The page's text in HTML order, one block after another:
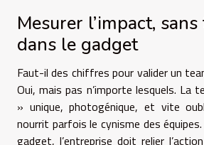
Mesurer l’impact,
dans le gadget
Faut-il des chiffres pour valider un
Oui, mais pas n’importe lesquels. La
» unique, photogénique, et vite
nourrit parfois le cynisme des
gadget, l’entreprise doit relier